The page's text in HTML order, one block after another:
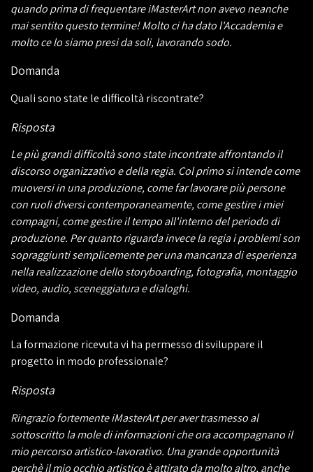
quando prima di frequentare iMasterArt non avevo neanche
mai sentito questo termine! Molto ci ha dato l'Accademia e
molto ce lo siamo presi da soli, lavorando sodo.
Domanda
Quali sono state le difficoltà riscontrate?
Risposta
Le più grandi difficoltà sono state incontrate affrontando il
discorso organizzativo e della regia. Col primo si intende come
muoversi in una produzione, come far lavorare più persone
con ruoli diversi contemporaneamente, come gestire i miei
compagni, come gestire il tempo all'interno del periodo di
produzione. Per quanto riguarda invece la regia i problemi son
sopraggiunti semplicemente per una mancanza di esperienza
nella realizzazione dello storyboarding, fotografia, montaggio
video, audio, sceneggiatura e dialoghi.
Domanda
La formazione ricevuta vi ha permesso di sviluppare il
progetto in modo professionale?
Risposta
Ringrazio fortemente iMasterArt per aver trasmesso al
sottoscritto la mole di informazioni che ora accompagnano il
mio percorso artistico-lavorativo. Una grande opportunità
perchè il mio occhio artistico è attirato da molto altro, anche